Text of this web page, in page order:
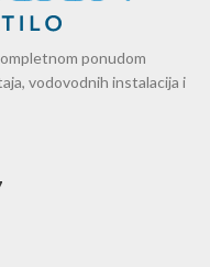
ponudom
vodovodnih instalacija i